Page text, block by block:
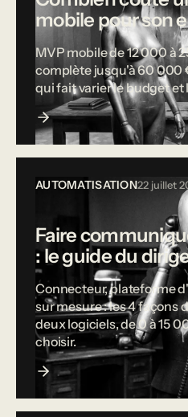
mobile pour son
MVP mobile de 12 000 à
complète jusqu'à 60 000
qui fait varier le budget et
AUTOMATISATION22 juillet
Faire
: le guide du
Connecteur, plateforme
sur mesure : les 4 façons
deux logiciels, de 0 à 15
choisir.